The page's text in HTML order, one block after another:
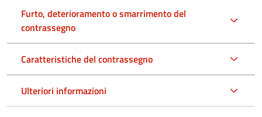
Furto, deterioramento o smarrimento del
contrassegno
Caratteristiche del contrassegno
Ulteriori informazioni